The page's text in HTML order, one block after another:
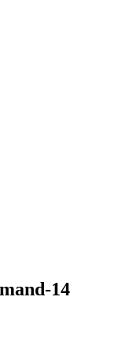
14